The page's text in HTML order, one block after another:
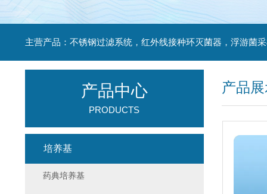
产品
产品中心
PRODUCTS
培养基
药典培养基